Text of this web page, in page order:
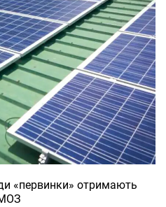
«первинки» отримають
МОЗ